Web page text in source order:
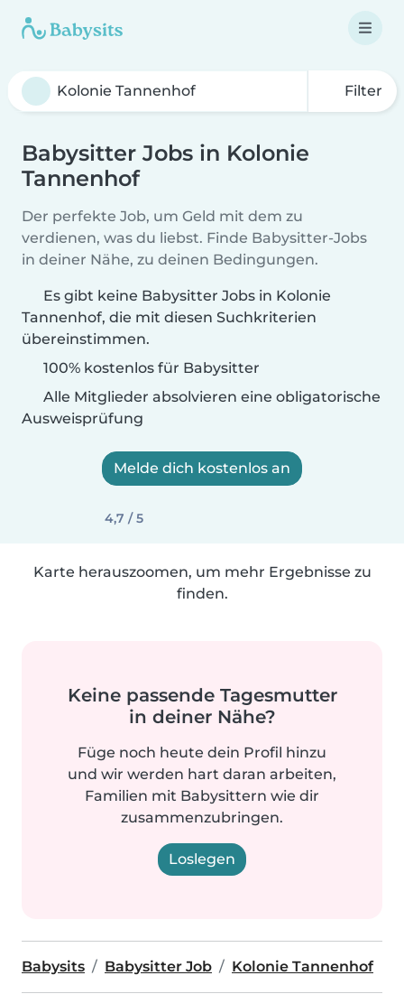
Filter
Babysitter Jobs in Kolonie
Tannenhof
Der perfekte Job, um Geld mit dem zu
verdienen, was du liebst. Finde Babysitter-Jobs
in deiner Nähe, zu deinen Bedingungen.
Es gibt keine Babysitter Jobs in Kolonie
Tannenhof, die mit diesen Suchkriterien
übereinstimmen.
100% kostenlos für Babysitter
Alle Mitglieder absolvieren eine obligatorische
Ausweisprüfung
Melde dich kostenlos an
4,7 / 5
Karte herauszoomen, um mehr Ergebnisse zu
finden.
Keine passende Tagesmutter
in deiner Nähe?
Füge noch heute dein Profil hinzu
und wir werden hart daran arbeiten,
Familien mit Babysittern wie dir
zusammenzubringen.
Loslegen
Babysits Babysitter Job Kolonie Tannenhof